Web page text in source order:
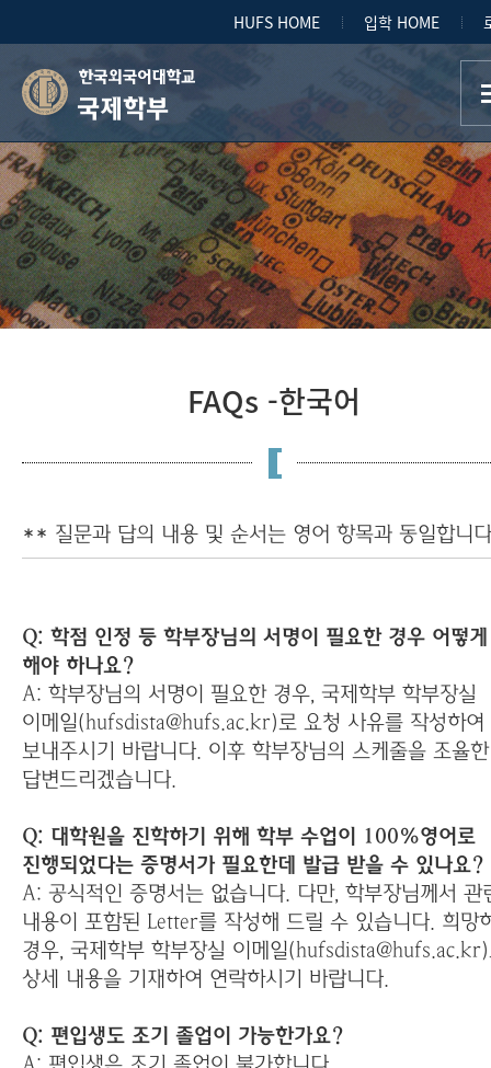
HUFS HOME 입학 HOME
국제학부
FAQs -한국어
** 질문과 답의 내용 및 순서는 영어 항목과 동일합니
Q: 학점 인정 등 학부장님의 서명이 필요한 경우 어떻게
해야 하나요?
A: 학부장님의 서명이 필요한 경우, 국제학부 학부장실
이메일(hufsdista@hufs.ac.kr)로 요청 사유를 작성하여
보내주시기 바랍니다. 이후 학부장님의 스케줄을 조율
답변드리겠습니다.
Q: 대학원을 진학하기 위해 학부 수업이 100%영어로
진행되었다는 증명서가 필요한데 발급 받을 수 있나요?
A: 공식적인 증명서는 없습니다. 다만, 학부장님께서 관
내용이 포함된 Letter를 작성해 드릴 수 있습니다. 희망
경우, 국제학부 학부장실 이메일
상세 내용을 기재하여 연락하시기 바랍니다.
Q: 편입생도 조기 졸업이 가능한가요?